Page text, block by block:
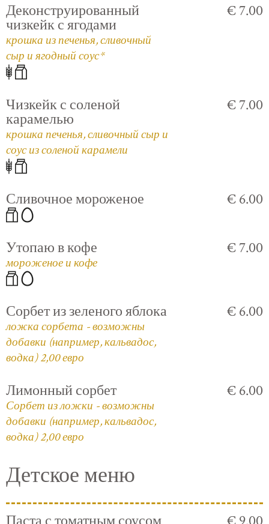
Деконструированный
чизкейк с ягодами
крошка из печенья, сливочный
сыр и ягодный соус*
€ 7.00
Чизкейк с соленой
карамелью
крошка печенья, сливочный сыр и
соус из соленой карамели
€ 7.00
Сливочное мороженое € 6.00
Утопаю в кофе
мороженое и кофе
€ 7.00
Сорбет из зеленого яблока
ложка сорбета - возможны
добавки (например, кальвадос,
водка) 2,00 евро
€ 6.00
Лимонный сорбет
Сорбет из ложки - возможны
добавки (например, кальвадос,
водка) 2,00 евро
€ 6.00
Детское меню